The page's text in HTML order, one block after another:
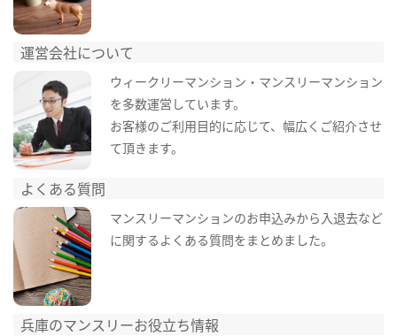
運営会社について
ウィークリーマンション・マンスリーマンション
を多数運営しています。
お客様のご利用目的に応じて、幅広くご紹介させ
て頂きます。
よくある質問
マンスリーマンションのお申込みから入退去など
に関するよくある質問をまとめました。
兵庫のマンスリーお役立ち情報